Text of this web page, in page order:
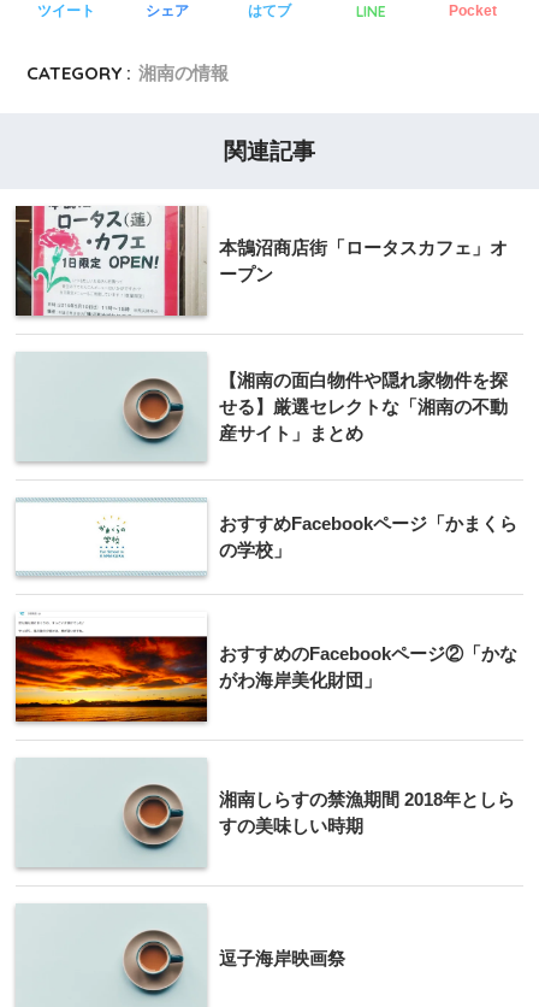
ツイート シェア はてブ LINE Pocket
CATEGORY : 湘南の情報
関連記事
本鵠沼商店街「ロータスカフェ」オ
ープン
【湘南の面白物件や隠れ家物件を探
せる】厳選セレクトな「湘南の不動
産サイト」まとめ
おすすめFacebookページ「かまくら
の学校」
おすすめのFacebookページ②「かな
がわ海岸美化財団」
湘南しらすの禁漁期間 2018年としら
すの美味しい時期
逗子海岸映画祭